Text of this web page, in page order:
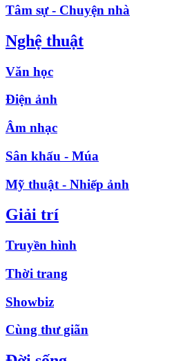
Tâm sự - Chuyện nhà
Nghệ thuật
Văn học
Điện ảnh
Âm nhạc
Sân khấu - Múa
Mỹ thuật - Nhiếp ảnh
Giải trí
Truyền hình
Thời trang
Showbiz
Cùng thư giãn